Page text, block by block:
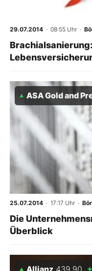
29.07.2014 · 08:55 Uhr ·
ASA Gold and
25.07.2014 · 17:17 Uhr ·
Die
Überblick
Allianz 439,90